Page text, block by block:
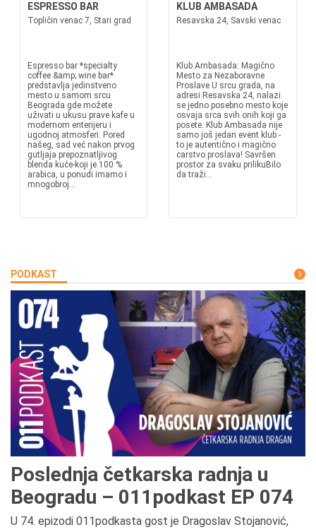
ESPRESSO BAR
Topličin venac 7, Stari grad
Espresso bar *specialty
coffee &amp; wine bar*
predstavlja jedinstveno
mesto u samom srcu
Beograda gde možete
uživati u ukusu prave kafe u
modernom enterijeru i
ugodnoj atmosferi. Pored
našeg, sad već nakon prvog
gutljaja prepoznatljivog
blenda kuće-koji je 100 %
arabica, u ponudi imamo i
mnogobroj...
KLUB AMBASADA
Resavska 24, Savski venac
Klub Ambasada: Magično
Mesto za Nezaboravne
Proslave U srcu grada, na
adresi Resavska 24, nalazi
se jedno posebno mesto koje
osvaja srca svih onih koji ga
posete. Klub Ambasada nije
samo još jedan event klub -
to je autentično i magično
carstvo proslava! Savršen
prostor za svaku prilikuBilo
da traži...
PODKAST
Poslednja četkarska radnja u
Beogradu – 011podkast EP 074
U 74. epizodi 011podkasta gost je Dragoslav Stojanović,